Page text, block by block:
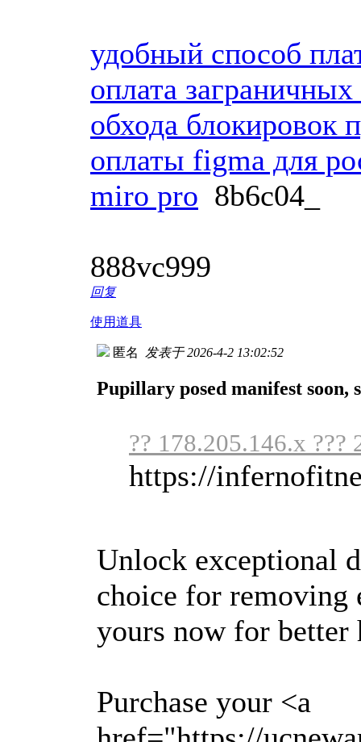
удобный способ
оплата
обхода блокировок
оплаты figma для
miro pro 8b6c04_
888vc999
回复
使用道具
匿名 发表于 2026-4-2 13:02:52
Pupillary posed manifest soon,
?? 178.205.146.x ???
https://
Unlock exceptional
choice for removing
yours now for better
Purchase your <a